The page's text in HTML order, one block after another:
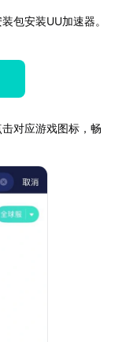
包安装UU加速器。
对应游戏图标，畅